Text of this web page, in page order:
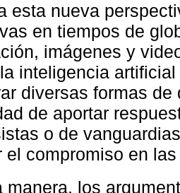
esta nueva
en tiempos de
imágenes y
inteligencia
diversas formas
de aportar
o de
el compromiso en
manera, los